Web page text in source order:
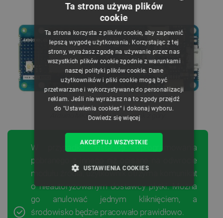
Arduino MKR WAN 1310 - widok z góry.
W przypadku instalacji oprogramowania
pobranego z innego niż opisane na odwrocie
modułu źródła, użytkownik otrzyma komunikat
o nieautoryzowanym dostawcy płytki. Można
go anulować jednym kliknięciem, a
środowisko będzie pracowało prawidłowo.
CZECH
ENGLISH
GERMAN
Ta strona używa plików
cookie
Ta strona korzysta z plików cookie, aby zapewnić
lepszą wygodę użytkowania. Korzystając z tej
strony, wyrażasz zgodę na używanie przez nas
wszystkich plików cookie zgodnie z warunkami
naszej polityki plików cookie. Dane
użytkowników i pliki cookie mogą być
przetwarzane i wykorzystywane do personalizacji
reklam. Jeśli nie wyrażasz na to zgody przejdź
do "Ustawienia cookies" i dokonaj wyboru.
Dowiedz się więcej
AKCEPTUJ WSZYSTKIE
USTAWIENIA COOKIES
NIEZBĘDNE WYDAJNOŚĆ
TARGETOWANIE